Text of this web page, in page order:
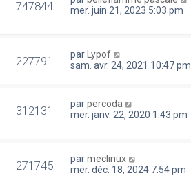
747844
mer. juin 21, 2023 5:03 pm
227791 par Lypof
sam. avr. 24, 2021 10:47 pm
312131 parpercoda
mer. janv. 22, 2020 1:43 pm
271745 parmeclinux
mer. déc. 18, 2024 7:54 pm